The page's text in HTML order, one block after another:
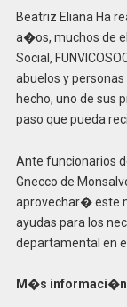
Beatriz Eliana Ha
a�os, muchos de
Social,
abuelos y
hecho, uno de sus
paso que pueda
Ante funcionarios
Gnecco de
aprovechar� este
ayudas para los
departamental en
M�s informaci�n